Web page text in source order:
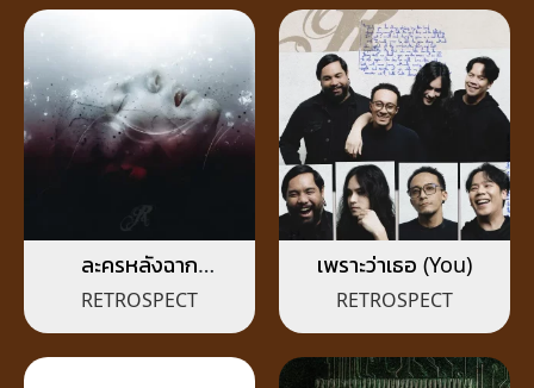
ละครหลังฉาก
(Dummy)
RETROSPECT
เพราะว่าเธอ (You)
RETROSPECT